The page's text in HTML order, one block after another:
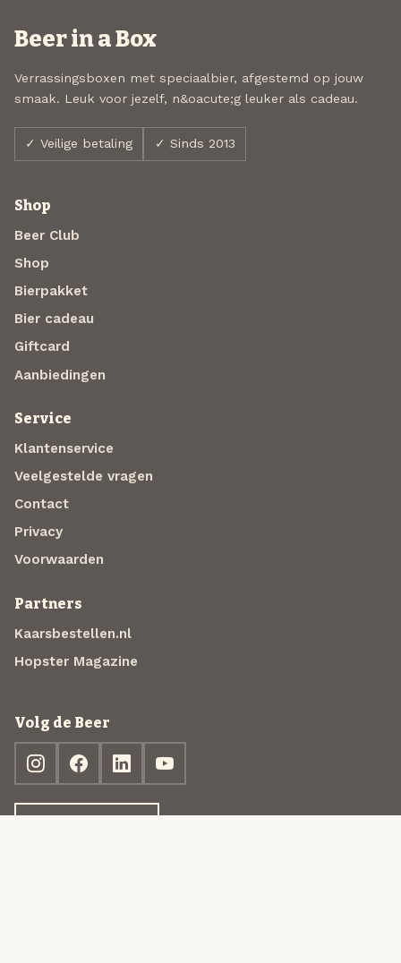
Beer in a Box
Verrassingsboxen met speciaalbier, afgestemd op jouw
smaak. Leuk voor jezelf, n&oacute;g leuker als cadeau.
✓ Veilige betaling ✓ Sinds 2013
Shop
Beer Club
Shop
Bierpakket
Bier cadeau
Giftcard
Aanbiedingen
Service
Klantenservice
Veelgestelde vragen
Contact
Privacy
Voorwaarden
Partners
Kaarsbestellen.nl
Hopster Magazine
Volg de Beer